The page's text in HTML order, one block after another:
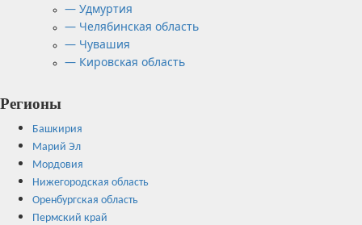
— Удмуртия
— Челябинская область
— Чувашия
— Кировская область
Регионы
Башкирия
Марий Эл
Мордовия
Нижегородская область
Оренбургская область
Пермский край